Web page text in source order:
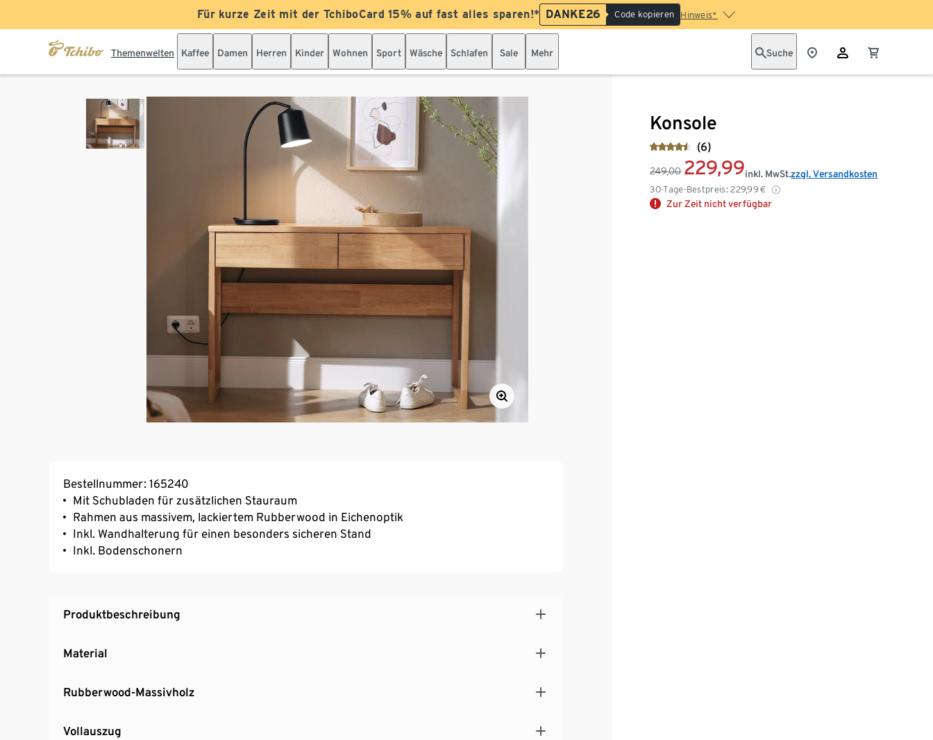
Für kurze Zeit mit der TchiboCard 15% auf fast alles sparen!* DANKE26 Code kopieren Hinweis*
Themenwelten Kaffee Damen Herren Kinder Wohnen Sport Wäsche Schlafen Sale Mehr Suche
Konsole
(6)
249,00 229,99
30-Tage-Bestpreis: 229,99€
inkl. MwSt.zzgl. Versandkosten
Zur Zeit nicht verfügbar
Bestellnummer: 165240
Mit Schubladen für zusätzlichen Stauraum
Rahmen aus massivem, lackiertem Rubberwood in Eichenoptik
Inkl. Wandhalterung für einen besonders sicheren Stand
Inkl. Bodenschonern
Produktbeschreibung
Material
Rubberwood-Massivholz
Vollauszug